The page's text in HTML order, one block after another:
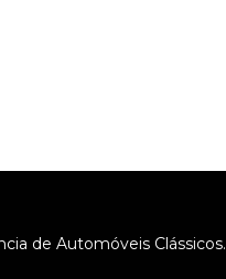
de Automóveis Clássicos.